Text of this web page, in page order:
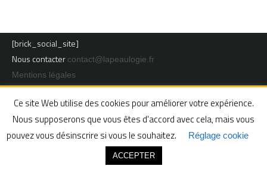
[brick_social_site]
Nous contacter contact@lapeaulogie.fr
Mentions légales
La Peaulogie - Revue en Libre Accès de sciences sociales et
humaines sur les peaux - ISSN 2646-1064 - Texte sous licence
CC BY-ND 4.0
Ce site Web utilise des cookies pour améliorer votre expérience.
Nous supposerons que vous êtes d'accord avec cela, mais vous
pouvez vous désinscrire si vous le souhaitez.
Réglage cookie
ACCEPTER